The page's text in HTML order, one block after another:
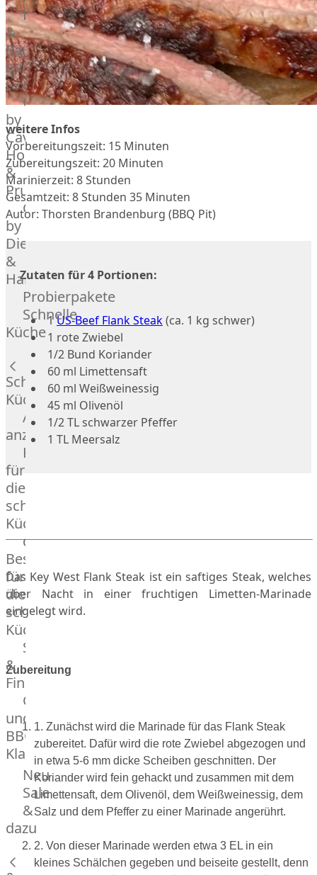
Schwein
Geflügel
Miéral
Geflügel
Huhn
&
Hahn
Kapaun
Ente
Perlhuhn
Gans
Kalb
Lamm
Nordsee
Lamm
Französisches
Lamm
Donald
Russell
Lamm
Bison
Kaninchen
Wild
Rotwild
Elch
Dry-
Aged
Burger
Traditionell
klassisch
Außergewöhnlich
&
exotisch
OTTO
GOURMET
Manufaktur
Bratwurstsets
Toppings
Hackfleisch
Aufschnitt
Schinken
vom
Rind
Teilstücke
vom
Schwein
Teilstücke
vom
Lamm
Teilstücke
vom
Geflügel
Lachs
&
Räucherlachs
Balik
Lachs
Caviar
by
Caviar
House
&
Prunier
Caviar
by
Dieckmann
&
Hansen
Probierpakete
Schnelle
Küche
Schnelle
Küche
Alle
anzeigen
Hausmannskost
für
die
schnelle
Küche
das
Besondere
für
die
schnelle
Küche
Streetfood
&
Fingerfood
Grill-
und
BBQ-
Klassiker
Beilagen
Brot
Brötchen
Brot
Burger
Neu
Sale
&
dazu
weitere Infos
Vorbereitungszeit: 15 Minuten
Zubereitungszeit: 20 Minuten
Marinierzeit: 8 Stunden
Gesamtzeit: 8 Stunden 35 Minuten
Autor: Thorsten Brandenburg (BBQ Pit)
Zutaten für 4 Portionen:
1US-Beef Flank Steak(ca. 1 kg schwer)
1 rote Zwiebel
1/2 Bund Koriander
60 ml Limettensaft
60 ml Weißweinessig
45 ml Olivenöl
1/2 TL schwarzer Pfeffer
1 TL Meersalz
Das Key West Flank Steak ist ein saftiges Steak, welches
über Nacht in einer fruchtigen Limetten-Marinade
eingelegt wird.
Zubereitung
1. Zunächst wird die Marinade für das Flank Steak
zubereitet. Dafür wird die rote Zwiebel abgezogen und
in etwa 5-6 mm dicke Scheiben geschnitten. Der
Koriander wird fein gehackt und zusammen mit dem
Limettensaft, dem Olivenöl, dem Weißweinessig, dem
Salz und dem Pfeffer zu einer Marinade angerührt.
2. Von dieser Marinade werden etwa 3 EL in ein
kleines Schälchen gegeben und beiseite gestellt, denn